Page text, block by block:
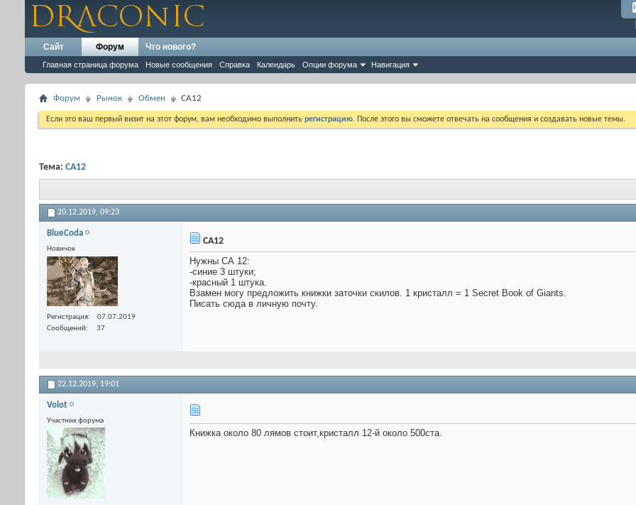
Сайт Форум
Главная страница форума Новые сообщения Справка Календарь Опции форума Навигация
Что нового?
Форум Рынок Обмен CA12
Если это ваш первый визит на этот форум, вам необходимо выполнить регистрацию. После этого вы сможете отвечать на сообщения и создавать новые темы.
Тема: CA12
20.12.2019, 09:23
BlueCoda
Новичок
Регистрация
07.07.2019
Сообщений
37
CA12
Нужны СА 12:
-синие 3 штуки;
-красный 1 штука.
Взамен могу предложить книжки заточки скилов. 1 кристалл = 1 Secret Book of Giants.
Писать сюда в личную почту.
22.12.2019, 19:01
Volot
Участник форума
Книжка около 80 лямов стоит,кристалл 12-й около 500ста.